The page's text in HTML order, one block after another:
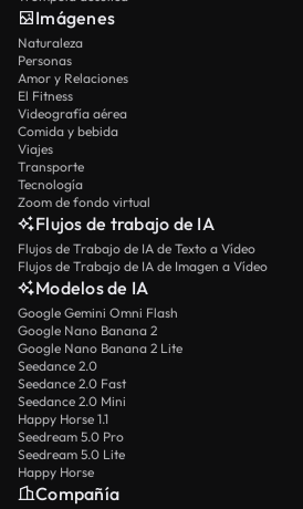
Imágenes
Naturaleza
Personas
Amor y Relaciones
El Fitness
Videografía aérea
Comida y bebida
Viajes
Transporte
Tecnología
Zoom de fondo virtual
Flujos de trabajo de IA
Flujos de Trabajo de IA de Texto a Vídeo
Flujos de Trabajo de IA de Imagen a Vídeo
Modelos de IA
Google Gemini Omni Flash
Google Nano Banana 2
Google Nano Banana 2 Lite
Seedance 2.0
Seedance 2.0 Fast
Seedance 2.0 Mini
Happy Horse 1.1
Seedream 5.0 Pro
Seedream 5.0 Lite
Happy Horse
Compañía